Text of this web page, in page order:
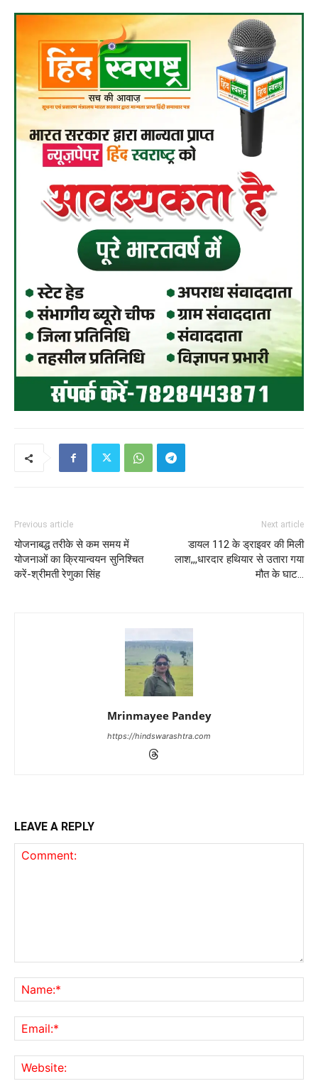
Previous article
योजनाबद्ध तरीके से कम समय में
योजनाओं का क्रियान्वयन सुनिश्चित
करें-श्रीमती रेणुका सिंह
Next article
डायल 112 के ड्राइवर की मिली
लाश,,,धारदार हथियार से उतारा गया
मौत के घाट…
Mrinmayee Pandey
https://hindswarashtra.com
LEAVE A REPLY